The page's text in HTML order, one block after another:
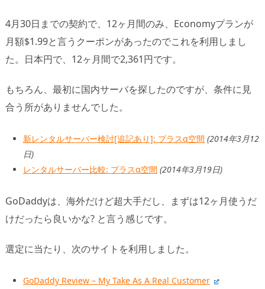
4月30日までの契約で、12ヶ月間のみ、Economyプランが
月額$1.99と言うクーポンがあったのでこれを利用しまし
た。日本円で、12ヶ月間で2,361円です。
もちろん、最初に国内サーバを探したのですが、条件に見
合う所がありませんでした。
新レンタルサーバー検討[追記あり]: プラスα空間 (2014年3月12
日)
レンタルサーバー比較: プラスα空間 (2014年3月19日)
GoDaddyは、海外だけど超大手だし、まずは12ヶ月使うだ
けだったら良いかな? と言う感じです。
選定に当たり、次のサイトを利用しました。
GoDaddy Review – My Take As A Real Customer